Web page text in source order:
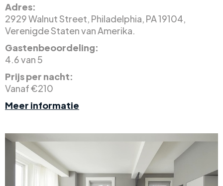
Adres:
2929 Walnut Street, Philadelphia, PA 19104,
Verenigde Staten van Amerika.
Gastenbeoordeling:
4.6 van 5
Prijs per nacht:
Vanaf €210
Meer informatie